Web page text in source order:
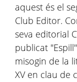
aquest és el
Club Editor.
seva editorial
publicat
misogin de la
XV en clau de